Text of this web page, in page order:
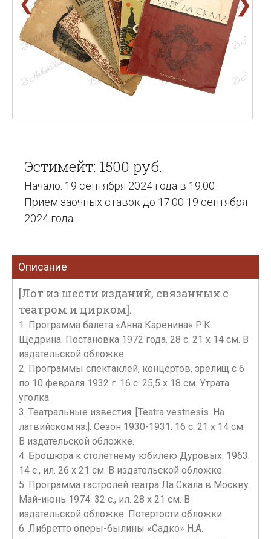
Эстимейт: 1500 руб.
Начало: 19 сентября 2024 года в 19:00
Прием заочных ставок до 17:00 19 сентября
2024 года
Описание
[Лот из шести изданий, связанных с
театром и цирком].
1. Программа балета «Анна Каренина» Р.К.
Щедрина. Постановка 1972 года. 28 с. 21 x 14 см. В
издательской обложке.
2. Программы спектаклей, концертов, зрелищ с 6
по 10 февраля 1932 г. 16 с. 25,5 х 18 см. Утрата
уголка.
3. Театральные известия. [Teatra vestnesis. На
латвийском яз.]. Cезон 1930-1931. 16 с. 21 х 14 см.
В издательской обложке.
4. Брошюра к столетнему юбилею Дуровых. 1963.
14 с., ил. 26 х 21 см. В издательской обложке.
5. Программа гастролей театра Ла Скала в Москву.
Май-июнь 1974. 32 с., ил. 28 х 21 см. В
издательской обложке. Потертости обложки.
6. Либретто оперы-былины «Садко» Н.А.